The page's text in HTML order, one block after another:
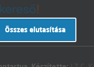
Összes elutasítása